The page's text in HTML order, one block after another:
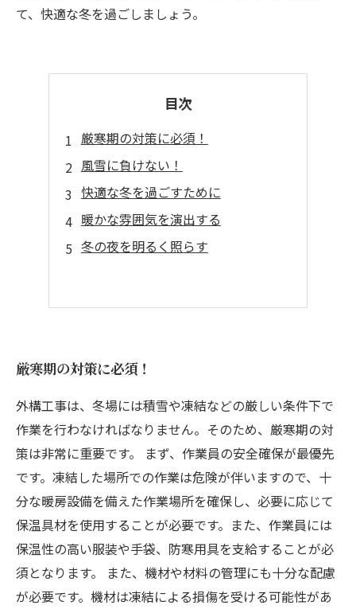
て、快適な冬を過ごしましょう。
目次
厳寒期の対策に必須！
風雪に負けない！
快適な冬を過ごすために
暖かな雰囲気を演出する
冬の夜を明るく照らす
厳寒期の対策に必須！
外構工事は、冬場には積雪や凍結などの厳しい条件下で
作業を行わなければなりません。そのため、厳寒期の対
策は非常に重要です。 まず、作業員の安全確保が最優先
です。凍結した場所での作業は危険が伴いますので、十
分な暖房設備を備えた作業場所を確保し、必要に応じて
保温具材を使用することが必要です。また、作業員には
保温性の高い服装や手袋、防寒用具を支給することが必
須となります。 また、機材や材料の管理にも十分な配慮
が必要です。機材は凍結による損傷を受ける可能性があ